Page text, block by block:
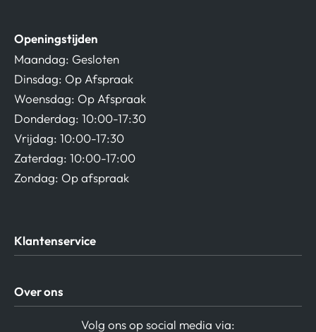
Openingstijden
Maandag: Gesloten
Dinsdag: Op Afspraak
Woensdag: Op Afspraak
Donderdag: 10:00-17:30
Vrijdag: 10:00-17:30
Zaterdag: 10:00-17:00
Zondag: Op afspraak
Klantenservice
Privacy beleid
Verzending / Retour
Over ons
Volg ons op social media via: